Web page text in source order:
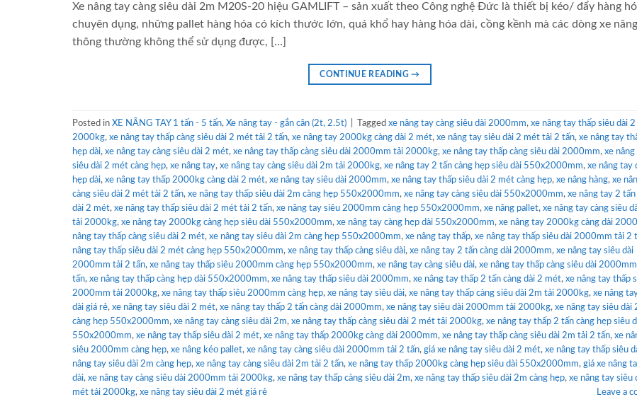
Xe nâng tay càng siêu dài 2m M20S-20 hiệu GAMLIFT – sản xuất theo Công nghệ Đức là thiết bị kéo/ đẩy hàng
chuyên dụng, những pallet hàng hóa có kích thước lớn, quá khổ hay hàng hóa dài, cồng kềnh mà các dòng xe
thông thường không thể sử dụng được, […]
CONTINUE READING→
Posted in XE NÂNG TAY 1 tấn - 5 tấn, Xe nâng tay - gắn cân (2t, 2.5t) Tagged xe nâng tay càng siêu dài 2000mm, xe nâng tay thấp siêu dài
2000kg, xe nâng tay thấp càng siêu dài 2 mét tải 2 tấn, xe nâng tay 2000kg càng dài 2 mét, xe nâng tay siêu dài 2 mét tải 2 tấn, xe nâng tay
hẹp dài, xe nâng tay càng siêu dài 2 mét, xe nâng tay thấp càng siêu dài 2000mm tải 2000kg, xe nâng tay thấp càng siêu dài 2000mm, xe nâng
siêu dài 2 mét càng hẹp, xe nâng tay, xe nâng tay càng siêu dài 2m tải 2000kg, xe nâng tay 2 tấn càng hẹp siêu dài 550x2000mm, xe nâng tay
hẹp dài, xe nâng tay thấp 2000kg càng dài 2 mét, xe nâng tay siêu dài 2000mm, xe nâng tay thấp siêu dài 2 mét càng hẹp, xe nâng hàng, xe
càng siêu dài 2 mét tải 2 tấn, xe nâng tay thấp siêu dài 2m càng hẹp 550x2000mm, xe nâng tay càng siêu dài 550x2000mm, xe nâng tay 2 tấn
dài 2 mét, xe nâng tay thấp siêu dài 2 mét tải 2 tấn, xe nâng tay siêu 2000mm càng hẹp 550x2000mm, xe nâng pallet, xe nâng tay càng siêu
tải 2000kg, xe nâng tay 2000kg càng hẹp siêu dài 550x2000mm, xe nâng tay càng hẹp dài 550x2000mm, xe nâng tay 2000kg càng dài
nâng tay thấp càng siêu dài 2 mét, xe nâng tay siêu dài 2m càng hẹp 550x2000mm, xe nâng tay thấp, xe nâng tay thấp siêu dài 2000mm tải 2
nâng tay thấp siêu dài 2 mét càng hẹp 550x2000mm, xe nâng tay thấp càng siêu dài, xe nâng tay 2 tấn càng dài 2000mm, xe nâng tay siêu dài
2000mm tải 2 tấn, xe nâng tay thấp siêu 2000mm càng hẹp 550x2000mm, xe nâng tay càng siêu dài, xe nâng tay thấp càng siêu dài
tấn, xe nâng tay thấp càng hẹp dài 550x2000mm, xe nâng tay thấp siêu dài 2000mm, xe nâng tay thấp 2 tấn càng dài 2 mét, xe nâng tay thấp
2000mm tải 2000kg, xe nâng tay thấp siêu 2000mm càng hẹp, xe nâng tay siêu dài, xe nâng tay thấp càng siêu dài 2m tải 2000kg, xe nâng
dài giá rẻ, xe nâng tay siêu dài 2 mét, xe nâng tay thấp 2 tấn càng dài 2000mm, xe nâng tay siêu dài 2000mm tải 2000kg, xe nâng tay siêu dài
càng hẹp 550x2000mm, xe nâng tay càng siêu dài 2m, xe nâng tay thấp càng siêu dài 2 mét tải 2000kg, xe nâng tay thấp 2 tấn càng hẹp siêu
550x2000mm, xe nâng tay thấp siêu dài 2 mét, xe nâng tay thấp 2000kg càng dài 2000mm, xe nâng tay thấp càng siêu dài 2m tải 2 tấn, xe
siêu 2000mm càng hẹp, xe nâng kéo pallet, xe nâng tay càng siêu dài 2000mm tải 2 tấn, giá xe nâng tay siêu dài 2 mét, xe nâng tay thấp siêu
nâng tay siêu dài 2m càng hẹp, xe nâng tay càng siêu dài 2m tải 2 tấn, xe nâng tay thấp 2000kg càng hẹp siêu dài 550x2000mm, giá xe nâng
dài, xe nâng tay càng siêu dài 2000mm tải 2000kg, xe nâng tay thấp càng siêu dài 2m, xe nâng tay thấp siêu dài 2m càng hẹp, xe nâng tay siêu
mét tải 2000kg, xe nâng tay siêu dài 2 mét giá rẻ Leave a